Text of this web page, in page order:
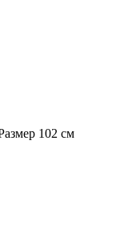
102 см